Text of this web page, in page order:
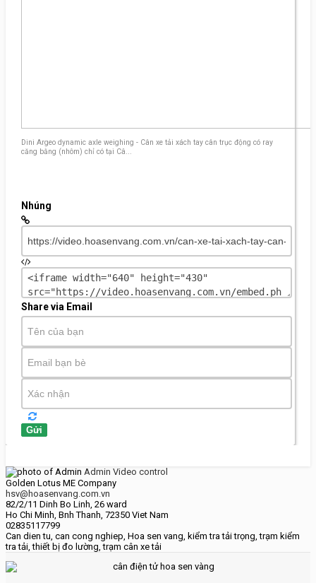
Dini Argeo dynamic axle weighing - Cân xe tải xách tay cân trục động có ray
căng bằng (nhôm) chỉ có tại Câ...
Nhúng
Share via Email
Gửi
Admin Video control
Golden Lotus ME Company
hsv@hoasenvang.com.vn
82/2/11 Dinh Bo Linh, 26 ward
Ho Chi Minh Bnh Thanh 72350 Viet Nam
02835117799
Can dien tu can cong nghiep Hoa sen vang kiểm tra tải trọng ,trạm kiểm
tra tải ,thiết bị đo lường ,trạm cân xe tải